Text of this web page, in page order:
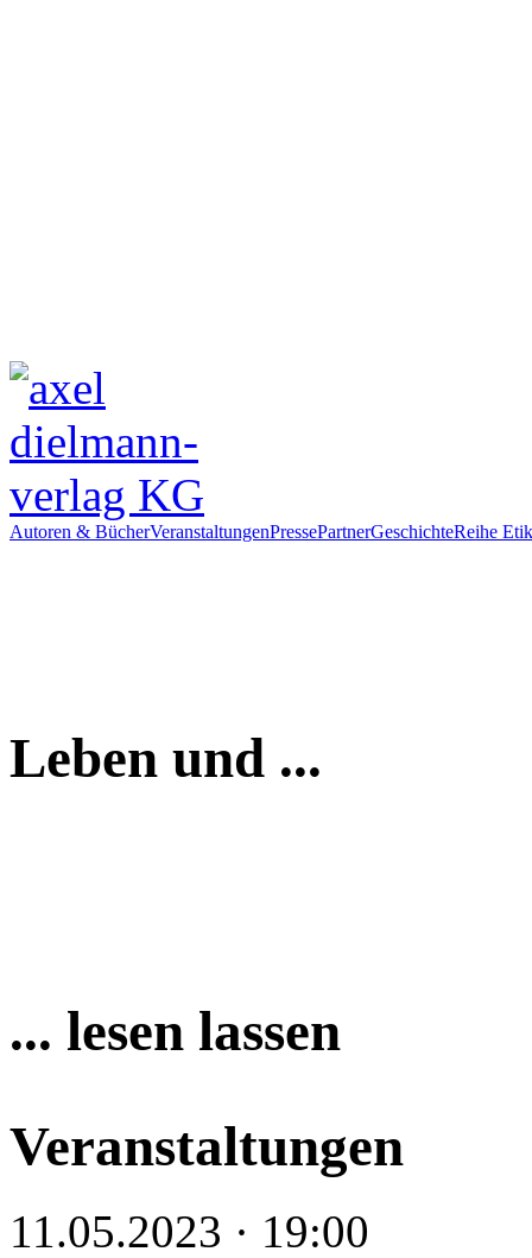
Autoren & BücherVeranstaltungenPressePartnerGeschichteReihe
Leben und ...
... lesen lassen
Veranstaltungen
11.05.2023 · 19:00